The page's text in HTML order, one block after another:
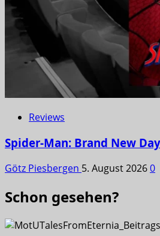
Reviews
Spider-Man: Brand New
Götz Piesbergen 5. August 20260
Schon gesehen?